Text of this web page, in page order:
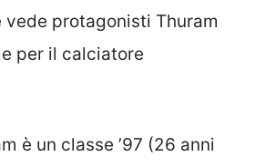
vede protagonisti Thuram
per il calciatore
è un classe ’97 (26 anni